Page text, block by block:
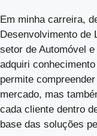
Em minha carreira,
Desenvolvimento de
setor de Automóvel
adquiri
permite
mercado, mas
cada cliente dentro
base das soluções